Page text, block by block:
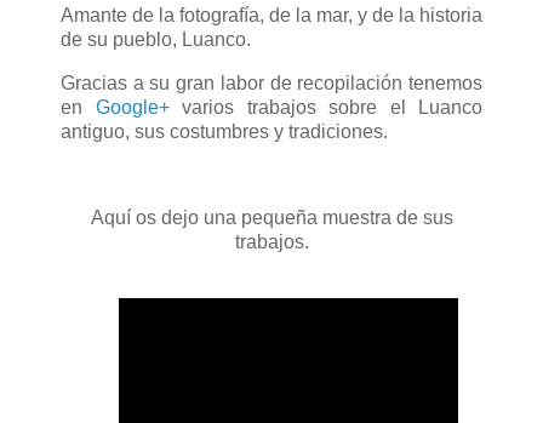
Amante de la fotografía, de la mar, y de la historia
de su pueblo, Luanco.
Gracias a su gran labor de recopilación tenemos
en Google+varios trabajos sobre el Luanco
antiguo, sus costumbres y tradiciones.
Aquí os dejo una pequeña muestra de sus
trabajos.